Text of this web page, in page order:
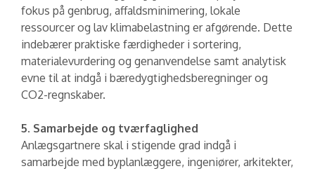
fokus på genbrug, affaldsminimering, lokale
ressourcer og lav klimabelastning er afgørende. Dette
indebærer praktiske færdigheder i sortering,
materialevurdering og genanvendelse samt analytisk
evne til at indgå i bæredygtighedsberegninger og
CO2-regnskaber.
5. Samarbejde og tværfaglighed
Anlægsgartnere skal i stigende grad indgå i
samarbejde med byplanlæggere, ingeniører, arkitekter,